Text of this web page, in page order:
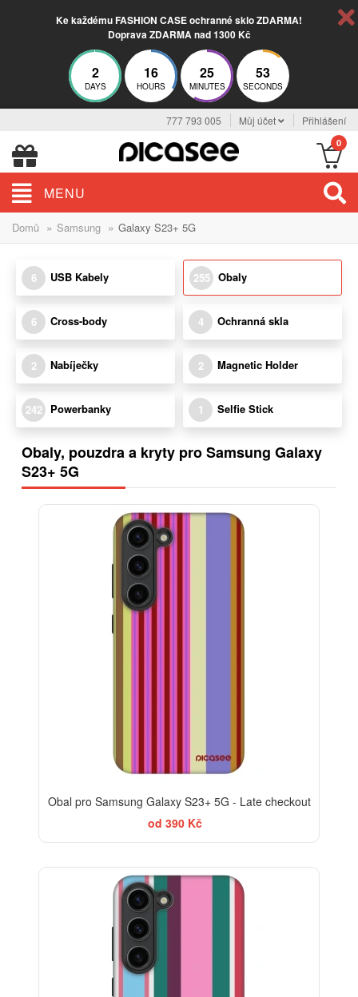
Ke každému FASHION CASE ochranné sklo ZDARMA!
Doprava ZDARMA nad 1300 Kč
2
DAYS
16
HOURS
25
MINUTES
52
SECONDS
777 793 005 Můj účet Přihlášení
0
MENU
Domů » Samsung » Galaxy S23+ 5G
6 USB Kabely 255 Obaly
6 Cross-body 4 Ochranná skla
2 Nabíječky 2 Magnetic Holder
242 Powerbanky 1 Selfie Stick
Obaly, pouzdra a kryty pro Samsung Galaxy
S23+ 5G
Obal pro Samsung Galaxy S23+ 5G - Late checkout
od 390 Kč